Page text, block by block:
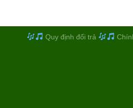
Quy định đổi trả